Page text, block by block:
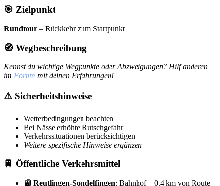
🎯 Zielpunkt
Rundtour – Rückkehr zum Startpunkt
🧭 Wegbeschreibung
Kennst du wichtige Wegpunkte oder Abzweigungen? Hilf anderen
im Forum mit deinen Erfahrungen!
⚠️ Sicherheitshinweise
Wetterbedingungen beachten
Bei Nässe erhöhte Rutschgefahr
Verkehrssituationen berücksichtigen
Weitere spezifische Hinweise ergänzen
🚆 Öffentliche Verkehrsmittel
🚉 Reutlingen-Sondelfingen: Bahnhof – 0.4 km von Route –